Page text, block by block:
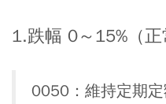
1.跌幅 0～15%（正
0050：維持定期